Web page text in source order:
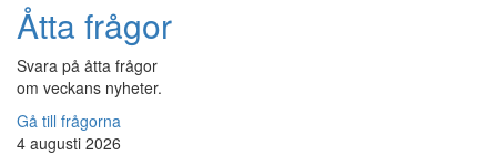
Åtta frågor
Svara på åtta frågor
om veckans nyheter.
Gå till frågorna
4 augusti 2026